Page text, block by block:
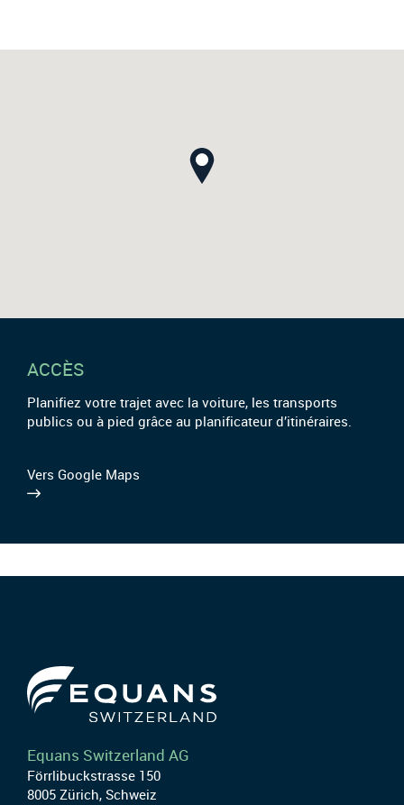
ACCÈS
Planifiez votre trajet avec la voiture, les transports
publics ou à pied grâce au planificateur d’itinéraires.
Vers Google Maps
Equans Switzerland AG
Förrlibuckstrasse 150
8005 Zürich, Schweiz